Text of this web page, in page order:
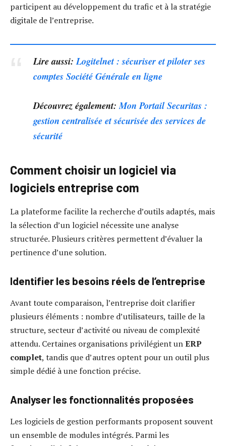
participent au développement du trafic et à la stratégie
digitale de l’entreprise.
Lire aussi:Logitelnet : sécuriser et piloter ses
comptes Société Générale en ligne
Découvrez également:Mon Portail Securitas :
gestion centralisée et sécurisée des services de
sécurité
Comment choisir un logiciel via
logiciels entreprise com
La plateforme facilite la recherche d’outils adaptés, mais
la sélection d’un logiciel nécessite une analyse
structurée. Plusieurs critères permettent d’évaluer la
pertinence d’une solution.
Identifier les besoins réels de l’entreprise
Avant toute comparaison, l’entreprise doit clarifier
plusieurs éléments : nombre d’utilisateurs, taille de la
structure, secteur d’activité ou niveau de complexité
attendu. Certaines organisations privilégient unERP
complet, tandis que d’autres optent pour un outil plus
simple dédié à une fonction précise.
Analyser les fonctionnalités proposées
Les logiciels de gestion performants proposent souvent
un ensemble de modules intégrés. Parmi les